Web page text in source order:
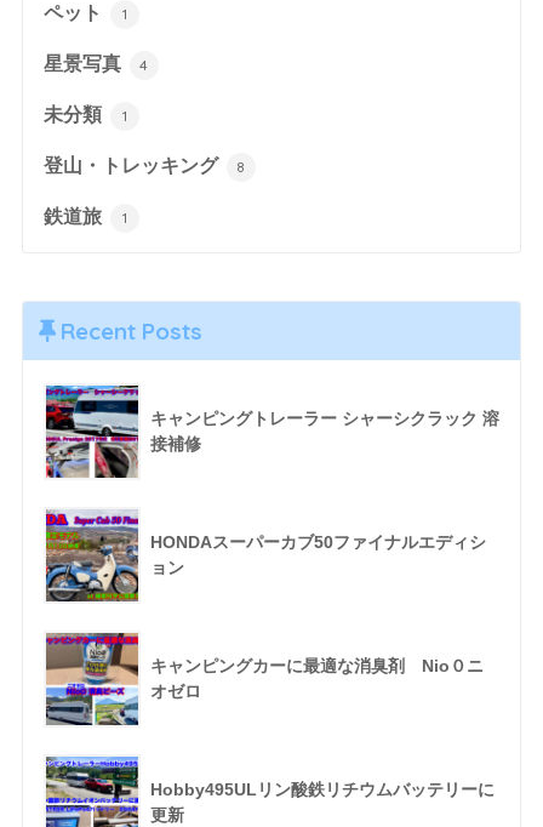
ペット 1
星景写真 4
未分類 1
登山・トレッキング 8
鉄道旅 1
Recent Posts
キャンピングトレーラー シャーシクラック 溶
接補修
HONDAスーパーカブ50ファイナルエディシ
ョン
キャンピングカーに最適な消臭剤 Nio０ニ
オゼロ
Hobby495ULリン酸鉄リチウムバッテリーに
更新